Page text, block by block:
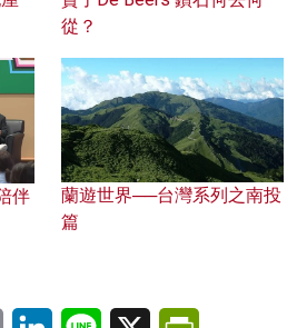
從？
伴
蘭遊世界──台灣系列之南投
篇
Email LinkedInLine X